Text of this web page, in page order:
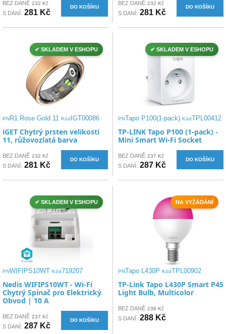
BEZ DANĚ 232 Kč
S DANÍ: 281 Kč
DO KOŠÍKU
BEZ DANĚ 232 Kč
S DANÍ: 281 Kč
DO KOŠÍKU
✔ SKLADEM V ESHOPU
PNR1 Rose Gold 11 Kód IGT00086
iGET Chytrý prsten velikosti
11, růžovozlatá barva
BEZ DANĚ 232 Kč
S DANÍ: 281 Kč
DO KOŠÍKU
✔ SKLADEM V ESHOPU
PNTapo P100(1-pack) KódTPL00412
TP-LINK Tapo P100 (1-pack) -
Mini Smart Wi-Fi Socket
BEZ DANĚ 237 Kč
S DANÍ: 287 Kč
DO KOŠÍKU
✔ SKLADEM V ESHOPU
PNWIFIPS10WT Kód719207
Nedis WIFIPS10WT - Wi-Fi
Chytrý Spínač pro Elektrický
Obvod | 10 A
BEZ DANĚ 237 Kč
S DANÍ: 287 Kč
DO KOŠÍKU
NA VYŽÁDÁNÍ
PNTapo L430P KódTPL00902
TP-Link Tapo L430P Smart P45
Light Bulb, Multicolor
BEZ DANĚ 238 Kč
S DANÍ: 288 Kč